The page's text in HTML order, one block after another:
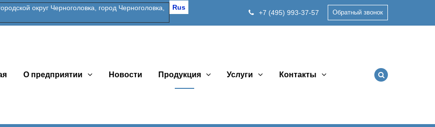
Rus
округ Черноголовка, город Черноголовка,
+7 (495) 993-37-57 Обратный звонок
О предприятии Новости Продукция Услуги Контакты